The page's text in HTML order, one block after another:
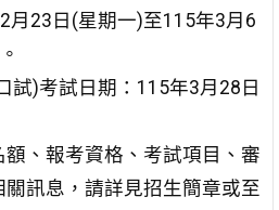
月23日(星期一)至115年3月6
試)考試日期：115年3月28日
額、報考資格、考試項目、審
關訊息，請詳見招生簡章或至